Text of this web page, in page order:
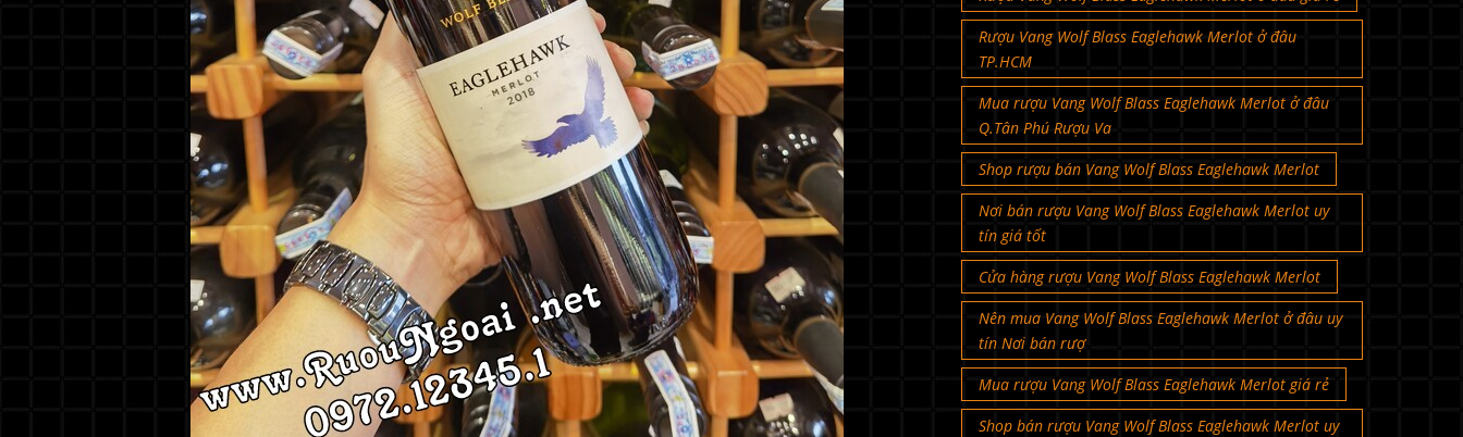
Rượu Vang Wolf Blass Eaglehawk Merlot ở đâu
TP.HCM
Mua rượu Vang Wolf Blass Eaglehawk Merlot ở đâu
Q.Tân Phú Rượu Va
Shop rượu bán Vang Wolf Blass Eaglehawk Merlot
Nơi bán rượu Vang Wolf Blass Eaglehawk Merlot uy
tín giá tốt
Cửa hàng rượu Vang Wolf Blass Eaglehawk Merlot
Nên mua Vang Wolf Blass Eaglehawk Merlot ở đâu uy
tín Nơi bán rượ
Mua rượu Vang Wolf Blass Eaglehawk Merlot giá rẻ
Shop bán rượu Vang Wolf Blass Eaglehawk Merlot uy